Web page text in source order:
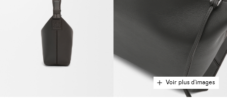
Voir plus d'images